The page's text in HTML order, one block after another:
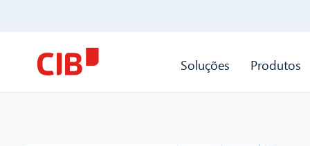
Soluções Produtos